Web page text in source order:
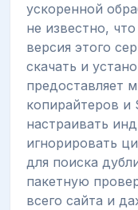
ускоренной
не известно,
версия этого
скачать и
предоставляет
копирайтеров и
настраивать
игнорировать
для поиска
пакетную
всего сайта и